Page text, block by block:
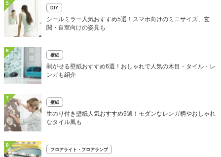
5
DIY
シールミラー人気おすすめ5選！スマホ向けのミニサイズ、玄
関・自室向けの姿見も
6
壁紙
剥がせる壁紙おすすめ6選！おしゃれで人気の木目・タイル・レ
ンガも紹介
7
壁紙
生のり付き壁紙人気おすすめ9選！モダンなレンガ柄やおしゃれ
なタイル風も
8
フロアライト・フロアランプ